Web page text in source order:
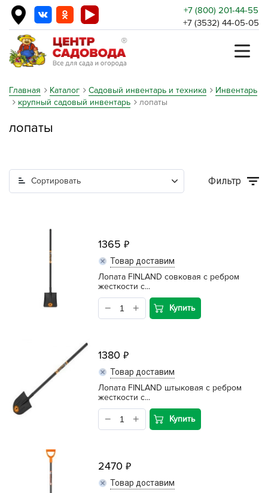
+7 (800) 201-44-55
+7 (3532) 44-05-05
Главная Каталог Садовый инвентарь и техника
Инвентарь
крупный садовый инвентарь
лопаты
лопаты
Сортировать Фильтр
1365
Товар доставим
Лопата FINLAND совковая с ребром
жесткости с...
Купить
1380
Товар доставим
Лопата FINLAND штыковая с ребром
жесткости с...
Купить
2470
Товар доставим